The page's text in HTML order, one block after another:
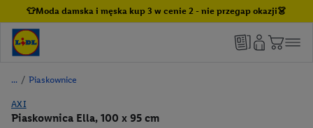
👕Moda damska i męska kup 3 w cenie 2 - nie przegap okazji👗
/ Piaskownice
AXI
Piaskownica Ella, 100 x 95 cm